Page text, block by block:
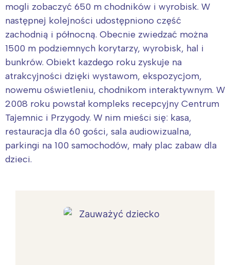
mogli zobaczyć 650 m chodników i wyrobisk. W
następnej kolejności udostępniono część
zachodnią i północną. Obecnie zwiedzać można
1500 m podziemnych korytarzy, wyrobisk, hal i
bunkrów. Obiekt kazdego roku zyskuje na
atrakcyjności dzięki wystawom, ekspozycjom,
nowemu oświetleniu, chodnikom interaktywnym. W
2008 roku powstał kompleks recepcyjny Centrum
Tajemnic i Przygody. W nim mieści się: kasa,
restauracja dla 60 gości, sala audiowizualna,
parkingi na 100 samochodów, mały plac zabaw dla
dzieci.